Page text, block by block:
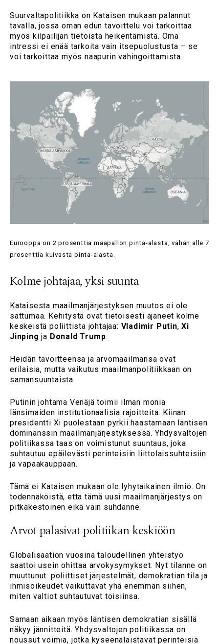
Suurvaltapolitiikka on Kataisen mukaan palannut
tavalla, jossa oman edun tavoittelu voi tarkoittaa
myös kilpailijan tietoista heikentämistä. Oma
intressi ei enää tarkoita vain itsepuolustusta – se
voi tarkoittaa myös naapurin vahingoittamista.
Eurooppa on 2 prosenttia maapallon pinta-alasta, vähän alle 7
prosenttia kuivasta pinta-alasta.
Kolme johtajaa, yksi suunta
Kataisesta maailmanjärjestyksen muutos ei ole
sattumaa. Kehitystä ovat tietoisesti ajaneet kolme
keskeistä poliittista johtajaa: Vladimir Putin,Xi
Jinping ja Donald Trump.
Heidän tavoitteensa ja arvomaailmansa ovat
erilaisia, mutta vaikutus maailmanpolitiikkaan on
samansuuntaista.
Putinin johtama Venäjä toimii ilman monia
länsimaiden institutionaalisia rajoitteita. Kiinan
presidentti Xi puolestaan pyrkii haastamaan läntisen
dominanssin maailmanjärjestyksessä. Yhdysvaltojen
politiikassa taas on voimistunut suuntaus, joka
suhtautuu epäilevästi perinteisiin liittolaissuhteisiin
ja vapaakauppaan.
Tämä ei Kataisen mukaan ole lyhytaikainen ilmiö. On
todennäköistä, että tämä uusi maailmanjärjestys on
pitkäkestoinen eikä vain suhdanne.
Arvot palasivat politiikan keskiöön
Globalisaation vuosina taloudellinen yhteistyö
saattoi usein ohittaa arvokysymykset. Nyt tilanne on
muuttunut: poliittiset järjestelmät, demokratian tila ja
ihmisoikeudet vaikuttavat yhä enemmän siihen,
miten valtiot suhtautuvat toisiinsa.
Samaan aikaan myös läntisen demokratian sisällä
näkyy jännitteitä. Yhdysvaltojen politiikassa on
noussut voimia, jotka kyseenalaistavat perinteisiä